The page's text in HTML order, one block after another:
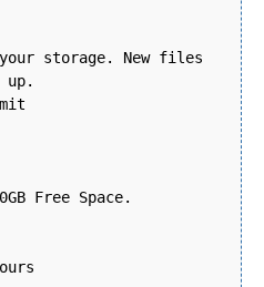
your storage. New files
up.
Free Space.